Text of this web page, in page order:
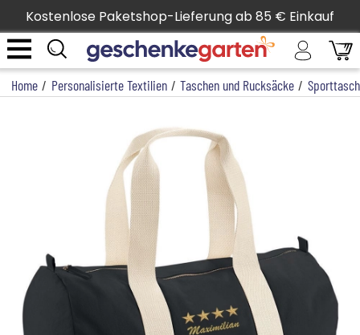
Kostenlose Paketshop-Lieferung ab 85 € Einkauf
Home / Personalisierte Textilien / Taschen und Rucksäcke /